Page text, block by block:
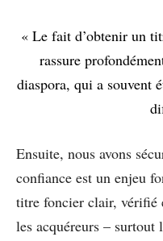
« Le fait d’obtenir un
rassure
diaspora, qui a souvent
Ensuite, nous avons
confiance est un enjeu
titre foncier clair, vérifié
les acquéreurs – surtout